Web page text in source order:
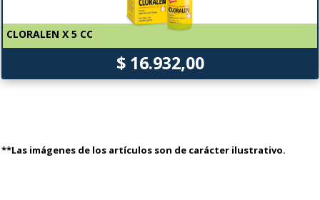
CLORALEN X 5 CC
$ 16.932,00
**Las imágenes de los artículos son de carácter ilustrativo.